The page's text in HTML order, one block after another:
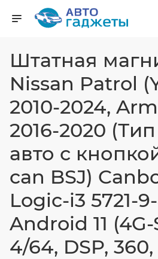
Штатная
Nissan Patrol
2010-2024,
2016-2020
авто с
can BSJ)
Logic-i3 5721-
Android 11 (4G-
4/64, DSP,